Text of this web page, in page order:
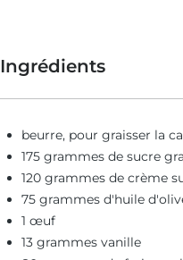
Instagram @nycbestpizza
Ingrédients
beurre, pour graisser la
175 grammes de sucre
120 grammes de crème
75 grammes d'huile
1 œuf
13 grammes vanille